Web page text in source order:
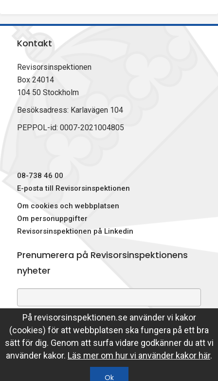
På revisorsinspektionen.se använder vi kakor
(cookies) för att webbplatsen ska fungera på ett bra
sätt för dig. Genom att surfa vidare godkänner du att vi
använder kakor. Läs mer om hur vi använder kakor här.
Kontakt
Revisorsinspektionen
Box 24014
104 50 Stockholm
Besöksadress: Karlavägen 104
PEPPOL-id: 0007-2021004805
08-738 46 00
E-posta till Revisorsinspektionen
Om cookies och webbplatsen
Om personuppgifter
Revisorsinspektionen på Linkedin
Prenumerera på Revisorsinspektionens
nyheter
Genom att prenumerera på nyheter godkänner du att
Revisorsinspektionen lagrar din e-postadress.
Läs mer